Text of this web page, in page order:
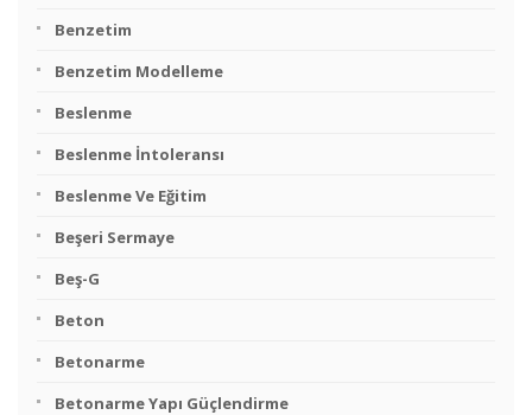
Benzetim
Benzetim Modelleme
Beslenme
Beslenme İntoleransı
Beslenme Ve Eğitim
Beşeri Sermaye
Beş-G
Beton
Betonarme
Betonarme Yapı Güçlendirme